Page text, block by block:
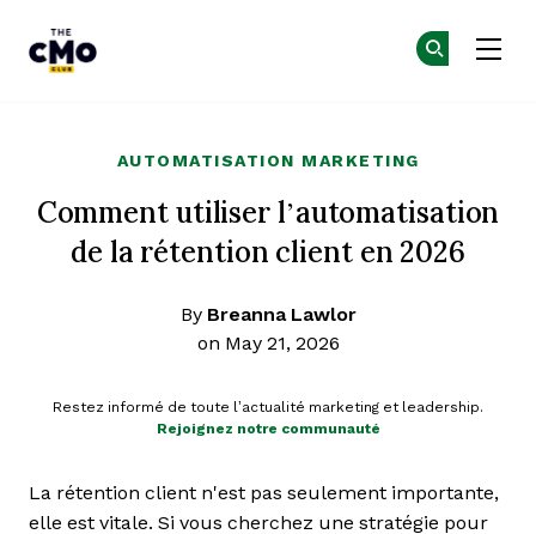
AUTOMATISATION MARKETING
Comment utiliser l’automatisation
de la rétention client en 2026
By Breanna Lawlor
on May 21, 2026
Restez informé de toute l’actualité marketing et leadership.
Rejoignez notre communauté
La rétention client n'est pas seulement importante,
elle est vitale. Si vous cherchez une stratégie pour